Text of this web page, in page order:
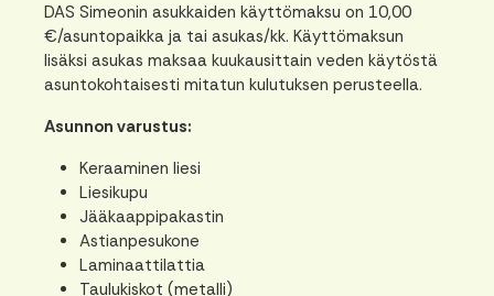
DAS Simeonin asukkaiden käyttömaksu on 10,00
€/asuntopaikka ja tai asukas/kk. Käyttömaksun
lisäksi asukas maksaa kuukausittain veden käytöstä
asuntokohtaisesti mitatun kulutuksen perusteella.
Asunnon varustus:
Keraaminen liesi
Liesikupu
Jääkaappipakastin
Astianpesukone
Laminaattilattia
Taulukiskot (metalli)